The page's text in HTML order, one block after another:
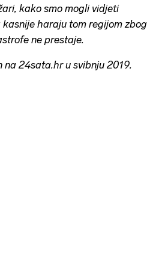
kako smo mogli vidjeti
haraju tom regijom zbog
ne prestaje.
na 24sata.hr u svibnju 2019.